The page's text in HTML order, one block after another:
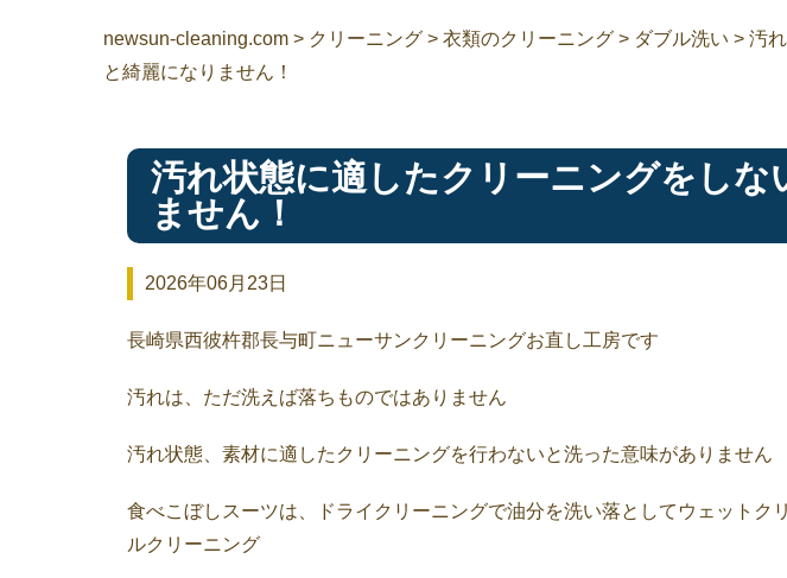
newsun-cleaning.com > クリーニング > 衣類のクリーニング > ダブル洗い > 汚
と綺麗になりません！
汚れ状態に適したクリーニングをしな
ません！
2026年06月23日
長崎県西彼杵郡長与町ニューサンクリーニングお直し工房です
汚れは、ただ洗えば落ちものではありません
汚れ状態、素材に適したクリーニングを行わないと洗った意味がありません
食べこぼしスーツは、ドライクリーニングで油分を洗い落としてウェットク
ルクリーニング